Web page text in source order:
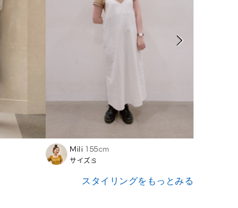
Mili 155cm
サイズ:S
スタイリングをもっとみる